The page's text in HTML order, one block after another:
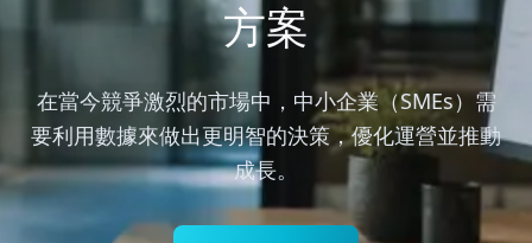
方案
在當今競爭激烈的市場中，中小企業（SMEs）需
要利用數據來做出更明智的決策，優化運營並推動
成長。